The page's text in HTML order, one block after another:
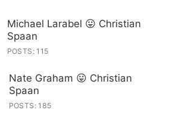
Michael Larabel 😛 Christian
Spaan
POSTS: 115
Nate Graham 😛 Christian
Spaan
POSTS: 185